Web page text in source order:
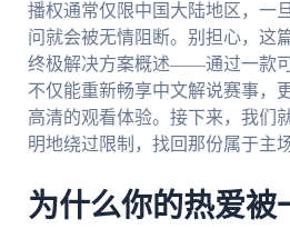
播权通常仅限中国大陆地区，一
问就会被无情阻断。别担心，这
终极解决方案概述——通过一款
不仅能重新畅享中文解说赛事，
高清的观看体验。接下来，我们
明地绕过限制，找回那份属于主
为什么你的热爱被